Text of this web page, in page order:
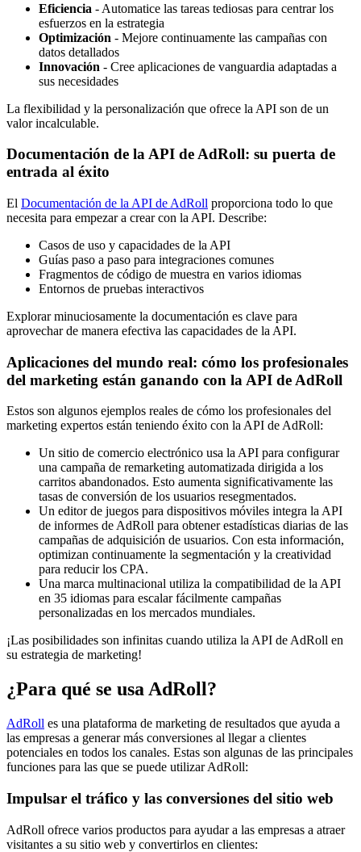
Eficiencia - Automatice las tareas tediosas para centrar los
esfuerzos en la estrategia
Optimización - Mejore continuamente las campañas con
datos detallados
Innovación - Cree aplicaciones de vanguardia adaptadas a
sus necesidades
La flexibilidad y la personalización que ofrece la API son de un
valor incalculable.
Documentación de la API de AdRoll: su puerta de
entrada al éxito
El Documentación de la API de AdRoll proporciona todo lo que
necesita para empezar a crear con la API. Describe:
Casos de uso y capacidades de la API
Guías paso a paso para integraciones comunes
Fragmentos de código de muestra en varios idiomas
Entornos de pruebas interactivos
Explorar minuciosamente la documentación es clave para
aprovechar de manera efectiva las capacidades de la API.
Aplicaciones del mundo real: cómo los profesionales
del marketing están ganando con la API de AdRoll
Estos son algunos ejemplos reales de cómo los profesionales del
marketing expertos están teniendo éxito con la API de AdRoll:
Un sitio de comercio electrónico usa la API para configurar
una campaña de remarketing automatizada dirigida a los
carritos abandonados. Esto aumenta significativamente las
tasas de conversión de los usuarios resegmentados.
Un editor de juegos para dispositivos móviles integra la API
de informes de AdRoll para obtener estadísticas diarias de las
campañas de adquisición de usuarios. Con esta información,
optimizan continuamente la segmentación y la creatividad
para reducir los CPA.
Una marca multinacional utiliza la compatibilidad de la API
en 35 idiomas para escalar fácilmente campañas
personalizadas en los mercados mundiales.
¡Las posibilidades son infinitas cuando utiliza la API de AdRoll en
su estrategia de marketing!
¿Para qué se usa AdRoll?
AdRoll es una plataforma de marketing de resultados que ayuda a
las empresas a generar más conversiones al llegar a clientes
potenciales en todos los canales. Estas son algunas de las principales
funciones para las que se puede utilizar AdRoll:
Impulsar el tráfico y las conversiones del sitio web
AdRoll ofrece varios productos para ayudar a las empresas a atraer
visitantes a su sitio web y convertirlos en clientes: